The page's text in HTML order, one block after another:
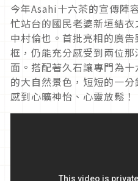
今年Asahi十六茶的宣傳陣
忙站台的國民老婆新垣結衣
中村倫也。首批亮相的廣
框，仍能充分感受到兩位
面。搭配著久石讓專門為
的大自然景色，短短的一
感到心曠神怡、心靈放鬆！